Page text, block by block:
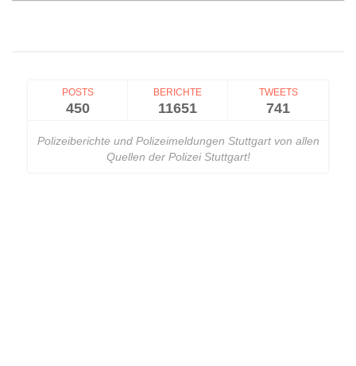
POSTS
450
BERICHTE
11651
TWEETS
741
Polizeiberichte und Polizeimeldungen Stuttgart von allen
Quellen der Polizei Stuttgart!